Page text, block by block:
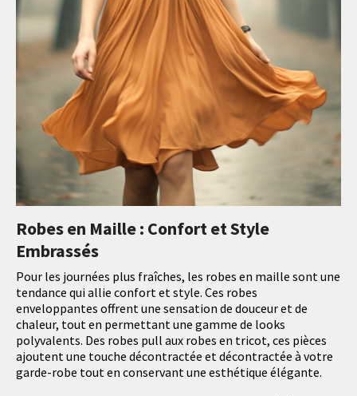
Robes en Maille : Confort et Style
Embrassés
Pour les journées plus fraîches, les robes en maille sont une
tendance qui allie confort et style. Ces robes
enveloppantes offrent une sensation de douceur et de
chaleur, tout en permettant une gamme de looks
polyvalents. Des robes pull aux robes en tricot, ces pièces
ajoutent une touche décontractée et décontractée à votre
garde-robe tout en conservant une esthétique élégante.